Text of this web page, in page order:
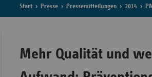
Start Presse Pressemitteilungen 2014
Mehr Qualität und